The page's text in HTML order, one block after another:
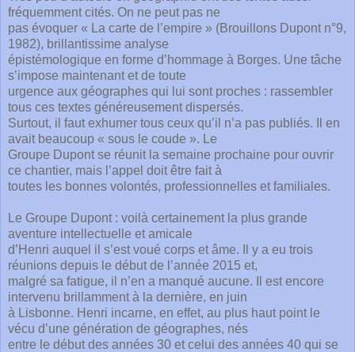
fréquemment cités. On ne peut pas ne
pas évoquer « La carte de l’empire » (Brouillons Dupont n°9,
1982), brillantissime analyse
épistémologique en forme d’hommage à Borges. Une tâche
s’impose maintenant et de toute
urgence aux géographes qui lui sont proches : rassembler
tous ces textes généreusement dispersés.
Surtout, il faut exhumer tous ceux qu’il n’a pas publiés. Il en
avait beaucoup « sous le coude ». Le
Groupe Dupont se réunit la semaine prochaine pour ouvrir
ce chantier, mais l’appel doit être fait à
toutes les bonnes volontés, professionnelles et familiales.
Le Groupe Dupont : voilà certainement la plus grande
aventure intellectuelle et amicale
d’Henri auquel il s’est voué corps et âme. Il y a eu trois
réunions depuis le début de l’année 2015 et,
malgré sa fatigue, il n’en a manqué aucune. Il est encore
intervenu brillamment à la dernière, en juin
à Lisbonne. Henri incarne, en effet, au plus haut point le
vécu d’une génération de géographes, nés
entre le début des années 30 et celui des années 40 qui se